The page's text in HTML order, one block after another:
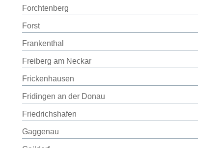
Forchtenberg
Forst
Frankenthal
Freiberg am Neckar
Frickenhausen
Fridingen an der Donau
Friedrichshafen
Gaggenau